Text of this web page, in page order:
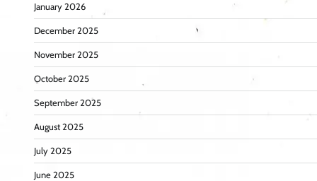
January 2026
December 2025
November 2025
October 2025
September 2025
August 2025
July 2025
June 2025